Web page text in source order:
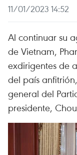
11/01/2023 14:52
Al continuar su
de Vietnam,
exdirigentes de
del país
general del
presidente,